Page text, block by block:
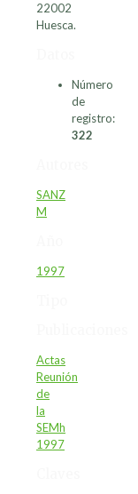
22002
Huesca.
Número
de
registro:
322
SANZ
M
1997
Actas
Reunión
de
la
SEMh
1997